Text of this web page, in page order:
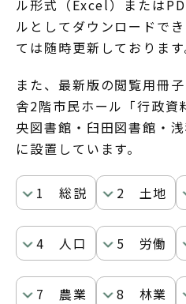
ル形式（Excel）または
ルとしてダウンロードで
ては随時更新しております
また、最新版の閲覧用冊
舎2階市民ホール「行政資
央図書館・臼田図書館・
に設置しています。
1 総説 2 土地
4 人口 5 労働
7 農業 8 林業